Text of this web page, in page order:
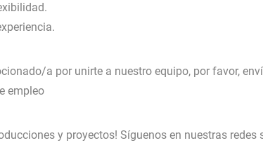
a por unirte a nuestro equipo, por favor,
empleo
y proyectos! Síguenos en nuestras redes